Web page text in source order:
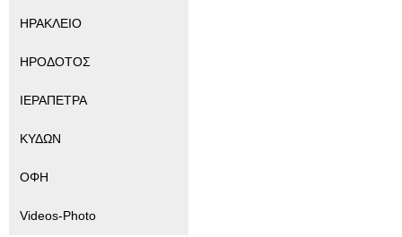
ΗΡΑΚΛΕΙΟ
ΗΡΟΔΟΤΟΣ
ΙΕΡΑΠΕΤΡΑ
ΚΥΔΩΝ
ΟΦΗ
Videos-Photo